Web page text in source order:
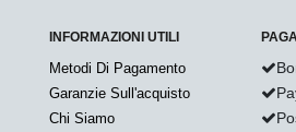
INFORMAZIONI UTILI
Metodi Di Pagamento
Garanzie Sull'acquisto
Chi Siamo